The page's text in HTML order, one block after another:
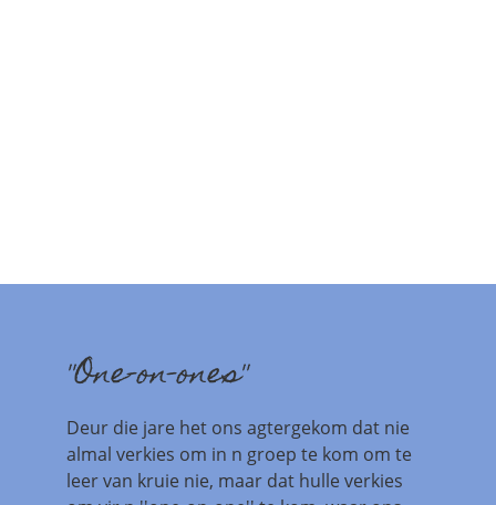
''One-on-ones''
Deur die jare het ons agtergekom dat nie
almal verkies om in n groep te kom om te
leer van kruie nie, maar dat hulle verkies